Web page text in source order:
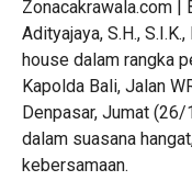
Zonacakrawala.com |
Adityajaya, S.H.,
house dalam rangka
Kapolda Bali, Jalan
Denpasar, Jumat
dalam suasana
kebersamaan.